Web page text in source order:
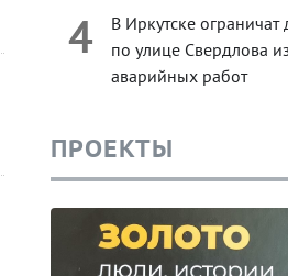
4
В Иркутске
по улице Свердлова
аварийных работ
ПРОЕКТЫ